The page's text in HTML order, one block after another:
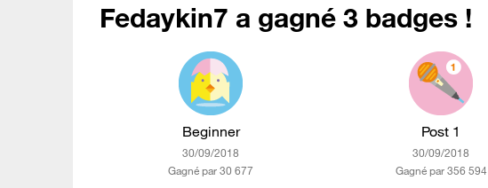
Fedaykin7 a gagné 3 badges !
Beginner
‎30/09/2018
Gagné par 30 677
Post 1
‎30/09/2018
Gagné par 356 594